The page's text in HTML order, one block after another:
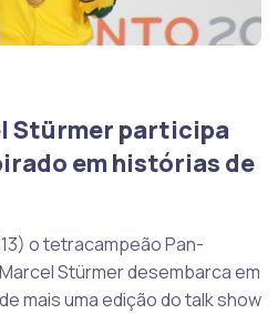
Stürmer participa
em histórias de
o tetracampeão Pan-
Stürmer desembarca em
mais uma edição do talk show